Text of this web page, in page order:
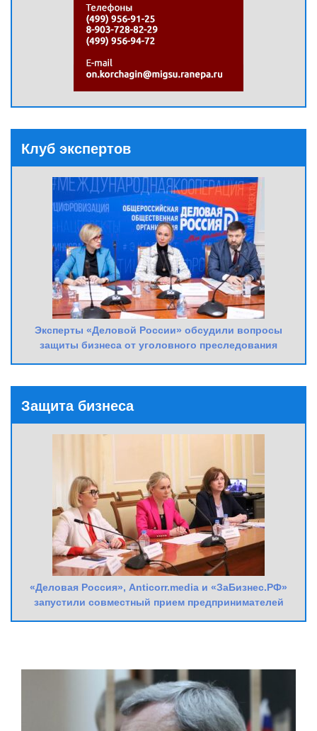
Клуб экспертов
Эксперты «Деловой России» обсудили вопросы
защиты бизнеса от уголовного преследования
Защита бизнеса
«Деловая Россия», Anticorr.media и «ЗаБизнес.РФ»
запустили совместный прием предпринимателей